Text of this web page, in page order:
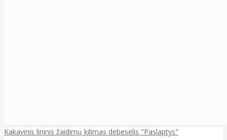
Kakavinis lininis žaidimų kilimas debesėlis "Paslaptys"